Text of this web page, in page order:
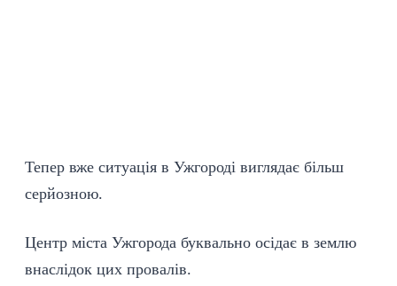
Тепер вже ситуація в Ужгороді виглядає більш
серйозною.
Центр міста Ужгорода буквально осідає в землю
внаслідок цих провалів.